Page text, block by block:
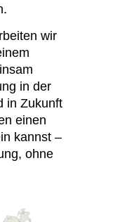
wir
in der
in Zukunft
einen
kannst –
ohne